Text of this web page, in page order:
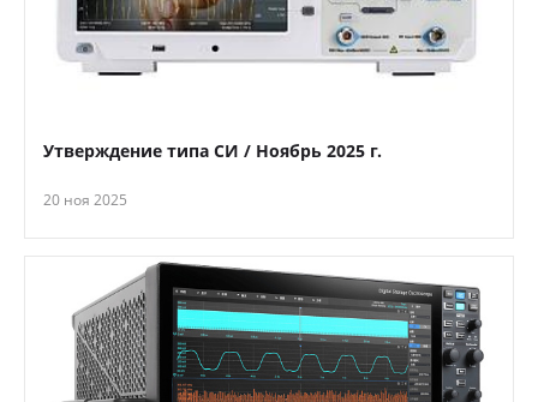
Утверждение типа СИ / Ноябрь 2025 г.
20 ноя 2025